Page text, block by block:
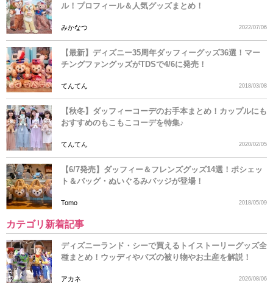
ル！プロフィール＆人気グッズまとめ！
みかなつ 2022/07/06
【最新】ディズニー35周年ダッフィーグッズ36選！マー
チングファングッズがTDSで4/6に発売！
てんてん 2018/03/08
【秋冬】ダッフィーコーデのお手本まとめ！カップルにも
おすすめのもこもこコーデを特集♪
てんてん 2020/02/05
【6/7発売】ダッフィー＆フレンズグッズ14選！ポシェッ
ト＆バッグ・ぬいぐるみバッジが登場！
Tomo 2018/05/09
カテゴリ新着記事
ディズニーランド・シーで買えるトイストーリーグッズ全
種まとめ！ウッディやバズの被り物やお土産を解説！
アカネ 2026/08/06